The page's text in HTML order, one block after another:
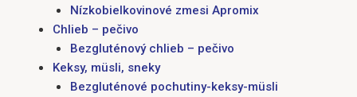
Nízkobielkovinové zmesi Apromix
Chlieb – pečivo
Bezgluténový chlieb – pečivo
Keksy, müsli, sneky
Bezgluténové pochutiny-keksy-müsli